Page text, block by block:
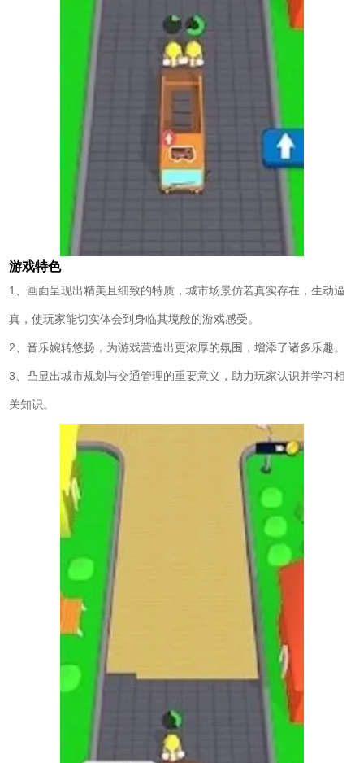
游戏特色
1、画面呈现出精美且细致的特质，城市场景仿若真实存在，生动逼
真，使玩家能切实体会到身临其境般的游戏感受。
2、音乐婉转悠扬，为游戏营造出更浓厚的氛围，增添了诸多乐趣。
3、凸显出城市规划与交通管理的重要意义，助力玩家认识并学习相
关知识。